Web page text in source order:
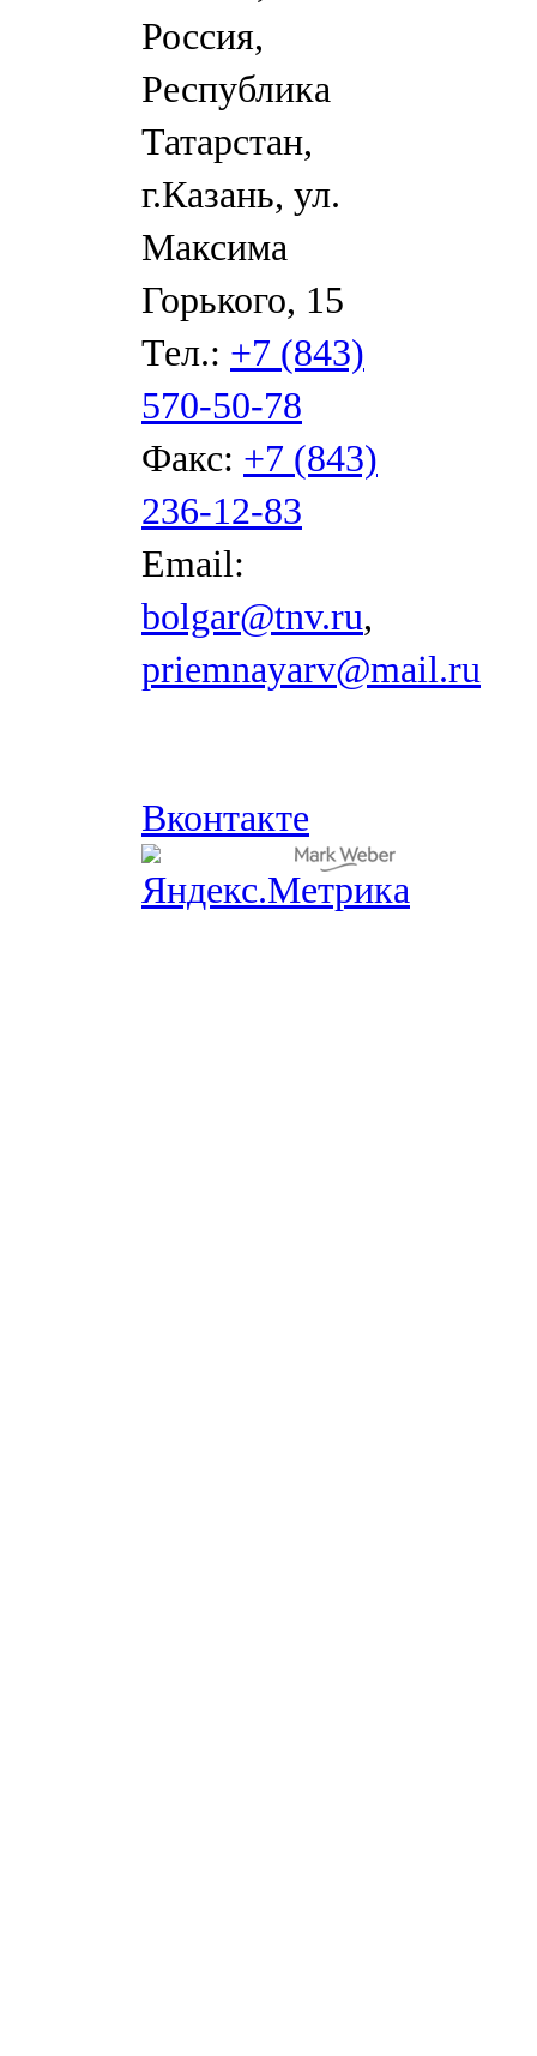
Россия,
Республика
Татарстан,
г.Казань, ул.
Максима
Горького, 15
Тел.: +7 (843)
570-50-78
Факс: +7 (843)
236-12-83
Email:
bolgar@tnv.ru,
priemnayarv@mail.ru
Вконтакте